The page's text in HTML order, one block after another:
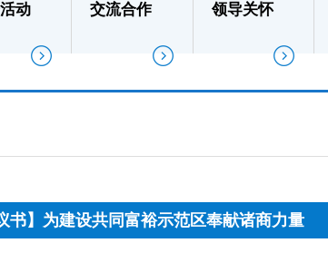
动 交流合作 领导关怀
书】为建设共同富裕示范区奉献诸商力量